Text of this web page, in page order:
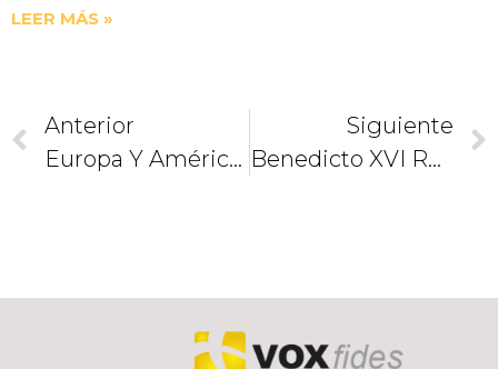
LEER MÁS »
Anterior
Europa Y América Reaccionan Ante La Renuncia De Benedicto XVI
Siguiente
Benedicto XVI Reitera Su Acto Público De Renuncia